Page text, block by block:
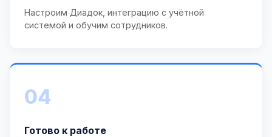
Настроим Диадок, интеграцию с учётной
системой и обучим сотрудников.
04
Готово к работе